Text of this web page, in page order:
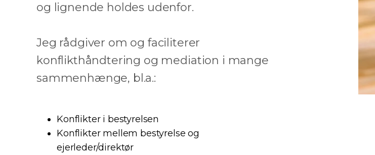
og lignende holdes udenfor.
Jeg rådgiver om og faciliterer
konflikthåndtering og mediation i mange
sammenhænge, bl.a.:
Konflikter i bestyrelsen
Konflikter mellem bestyrelse og
ejerleder/direktør